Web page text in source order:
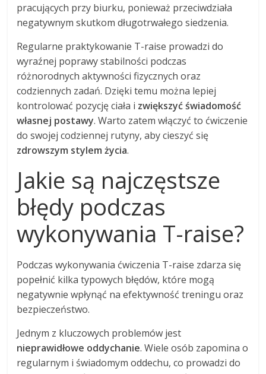
pracujących przy biurku, ponieważ przeciwdziała
negatywnym skutkom długotrwałego siedzenia.
Regularne praktykowanie T-raise prowadzi do
wyraźnej poprawy stabilności podczas
różnorodnych aktywności fizycznych oraz
codziennych zadań. Dzięki temu można lepiej
kontrolować pozycję ciała i zwiększyć świadomość
własnej postawy. Warto zatem włączyć to ćwiczenie
do swojej codziennej rutyny, aby cieszyć się
zdrowszym stylem życia.
Jakie są najczęstsze
błędy podczas
wykonywania T-raise?
Podczas wykonywania ćwiczenia T-raise zdarza się
popełnić kilka typowych błędów, które mogą
negatywnie wpłynąć na efektywność treningu oraz
bezpieczeństwo.
Jednym z kluczowych problemów jest
nieprawidłowe oddychanie. Wiele osób zapomina o
regularnym i świadomym oddechu, co prowadzi do